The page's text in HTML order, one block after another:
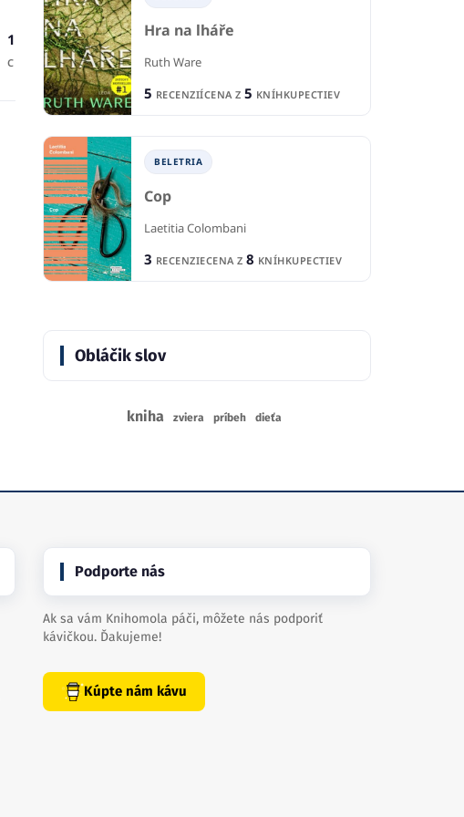
1
RECENCIA
CENA Z1KNÍHKUPECTVA
Hra na lháře
Ruth Ware
5 RECENZIÍCENA Z 5 KNÍHKUPECTIEV
BELETRIA
Cop
Laetitia Colombani
3 RECENZIECENA Z 8 KNÍHKUPECTIEV
Obláčik slov
kniha zviera príbeh dieťa
Podporte nás
Ak sa vám Knihomola páči, môžete nás podporiť
kávičkou. Ďakujeme!
Kúpte nám kávu